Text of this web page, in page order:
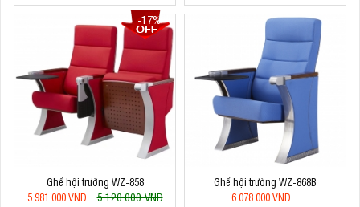
-17%
Ghế hội trường WZ-858
5.981.000 VNĐ
5.120.000 VNĐ
Ghế hội trường WZ-868B
6.078.000 VNĐ